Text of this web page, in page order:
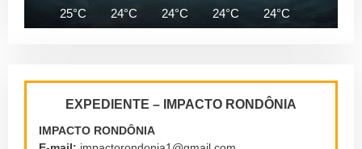
25°C 24°C 24°C 24°C 24°C
EXPEDIENTE – IMPACTO RONDÔNIA
IMPACTO RONDÔNIA